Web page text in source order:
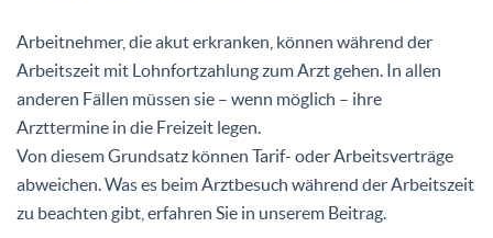
Arbeitnehmer, die akut erkranken, können während der
Arbeitszeit mit Lohnfortzahlung zum Arzt gehen. In allen
anderen Fällen müssen sie – wenn möglich – ihre
Arzttermine in die Freizeit legen.
Von diesem Grundsatz können Tarif- oder Arbeitsverträge
abweichen. Was es beim Arztbesuch während der Arbeitszeit
zu beachten gibt, erfahren Sie in unserem Beitrag.